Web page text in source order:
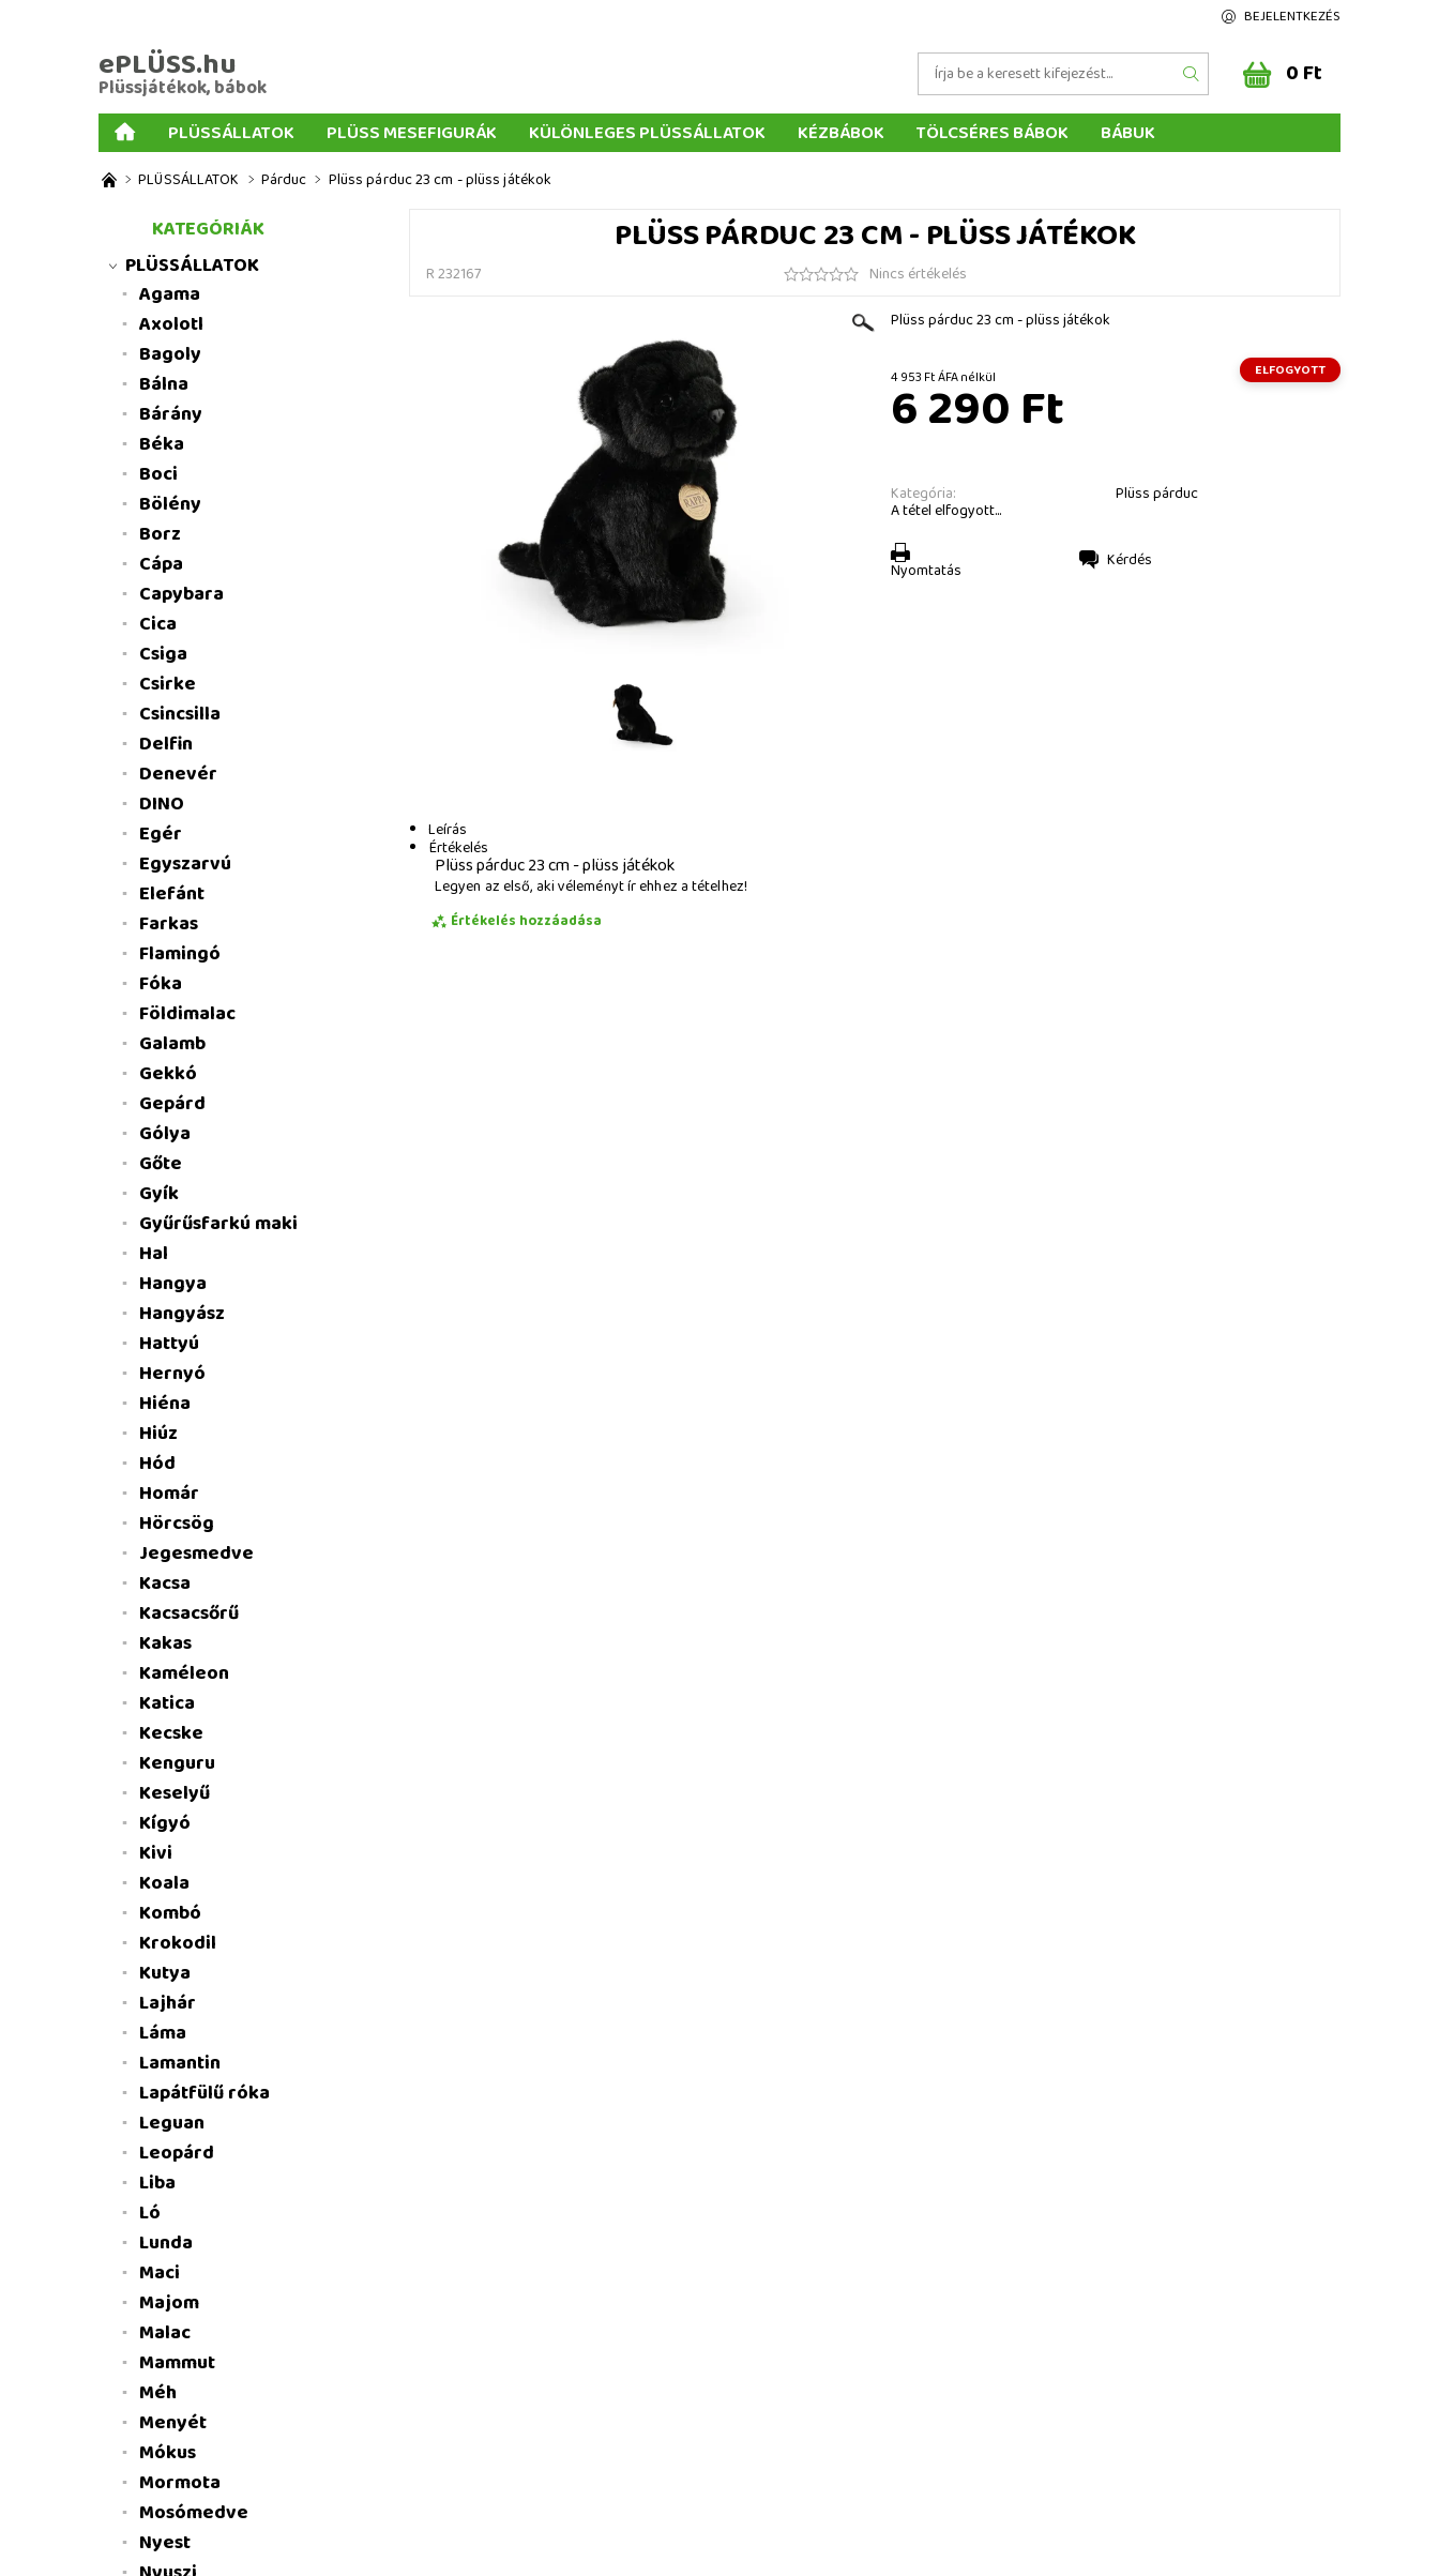
BEJELENTKEZÉS
ePLÜSS.hu
Plüssjátékok, bábok 0 Ft
PLÜSSÁLLATOK PLÜSS MESEFIGURÁK KÜLÖNLEGES PLÜSSÁLLATOK KÉZBÁBOK TÖLCSÉRES BÁBOK
BÁBUK
AJÁNDÉKOK PLÜSSÖKHÖZ
MENNYISÉGI KEDVEZMÉNYEK
ÜZLETI FELTÉTELEK
PLÜSSÁLLATOK Párduc Plüss párduc 23 cm - plüss játékok
PLÜSS PÁRDUC 23 CM - PLÜSS JÁTÉKOK
R 232167
Nincs értékelés
Plüss párduc 23 cm - plüss játékok
4 953 Ft ÁFA nélkül ELFOGYOTT
6 290 Ft
Kategória: Plüss párduc
A tétel elfogyott...
Nyomtatás Kérdés
Leírás
Értékelés
Plüss párduc 23 cm - plüss játékok
Legyen az első, aki véleményt ír ehhez a tételhez!
Értékelés hozzáadása
KATEGÓRIÁK
PLÜSSÁLLATOK
Agama
Axolotl
Bagoly
Bálna
Bárány
Béka
Boci
Bölény
Borz
Cápa
Capybara
Cica
Csiga
Csirke
Csincsilla
Delfin
Denevér
DINO
Egér
Egyszarvú
Elefánt
Farkas
Flamingó
Fóka
Földimalac
Galamb
Gekkó
Gepárd
Gólya
Gőte
Gyík
Gyűrűsfarkú maki
Hal
Hangya
Hangyász
Hattyú
Hernyó
Hiéna
Hiúz
Hód
Homár
Hörcsög
Jegesmedve
Kacsa
Kacsacsőrű
Kakas
Kaméleon
Katica
Kecske
Kenguru
Keselyű
Kígyó
Kivi
Koala
Kombó
Krokodil
Kutya
Lajhár
Láma
Lamantin
Lapátfülű róka
Leguan
Leopárd
Liba
Ló
Lunda
Maci
Majom
Malac
Mammut
Méh
Menyét
Mókus
Mormota
Mosómedve
Nyest